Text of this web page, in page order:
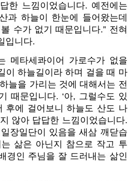
한 느낌이었습니다. 예전에는
과 하늘이 한눈에 들어왔는데
수가 없기 때문입니다.” 전혀
입니다.
메타세콰이어 가로수가 없을
이 하늘길이라 하며 걸을 때 마
늘을 가리는 것에 대해서는 전
때문입니다. ‘아, 그럴수도 있
후에 걸어보니 하늘도 산도 나
않아 답답한 느낌이었습니다.
장일단이 있음을 새삼 깨닫습
삶은 아닌지 참으로 작고 투
경인 주님을 잘 드러내는 삶인